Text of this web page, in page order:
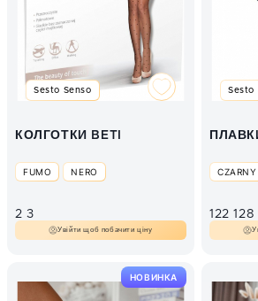
Sesto Senso
КОЛГОТКИ BETI
FUMO NERO
2 3
Увійти щоб побачити ціну
Sesto
CZARNY
122 128
НОВИНКА